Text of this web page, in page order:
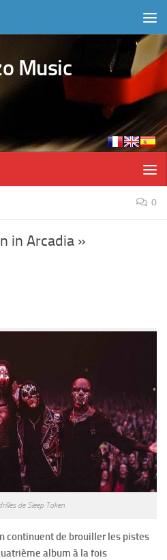
Music
0
in Arcadia »
de Sleep Token
continuent de brouiller les pistes
album à la fois